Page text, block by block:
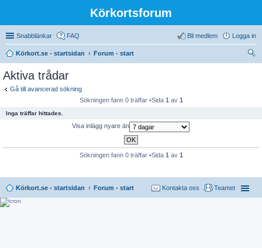
Körkortsforum
Snabblänkar FAQ Logga in
Bli medlem
Körkort.se - startsidan
Forum - start
Aktiva trådar
Gå till avancerad sökning
Sökningen fann 0 träffar •Sida 1 av 1
Inga träffar hittades.
Visa inlägg nyare än
Sökningen fann 0 träffar •Sida 1 av 1
Körkort.se - startsidan Forum - start Teamet
Kontakta oss